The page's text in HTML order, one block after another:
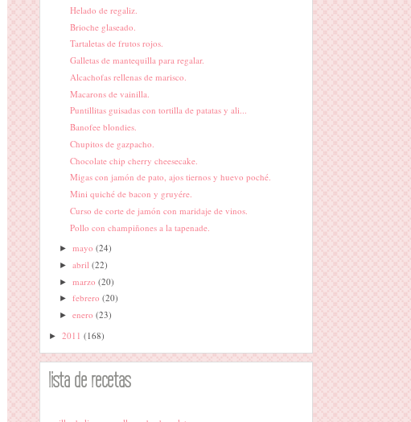
Helado de regaliz.
Brioche glaseado.
Tartaletas de frutos rojos.
Galletas de mantequilla para regalar.
Alcachofas rellenas de marisco.
Macarons de vainilla.
Puntillitas guisadas con tortilla de patatas y ali...
Banofee blondies.
Chupitos de gazpacho.
Chocolate chip cherry cheesecake.
Migas con jamón de pato, ajos tiernos y huevo poché.
Mini quiché de bacon y gruyére.
Curso de corte de jamón con maridaje de vinos.
Pollo con champiñones a la tapenade.
►mayo(24)
►abril(22)
►marzo(20)
►febrero(20)
►enero(23)
► 2011 (168)
lista de recetas